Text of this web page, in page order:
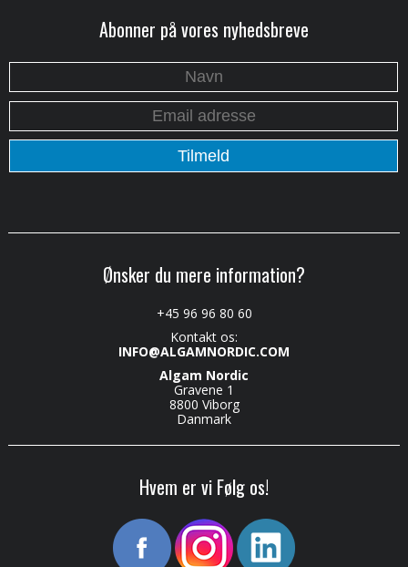
Abonner på vores nyhedsbreve
Ønsker du mere information?
+45 96 96 80 60
Kontakt os:
INFO@ALGAMNORDIC.COM
Algam Nordic
Gravene 1
8800 Viborg
Danmark
Hvem er vi Følg os!